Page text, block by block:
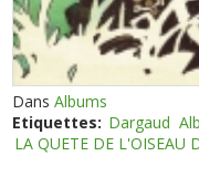
DansAlbums
Etiquettes: Dargaud
LA QUETE DE L'OISEAU